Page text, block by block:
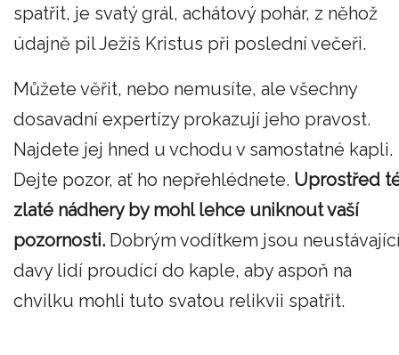
spatřit, je svatý grál, achátový pohár, z něhož
údajně pil Ježíš Kristus při poslední večeři.
Můžete věřit, nebo nemusíte, ale všechny
dosavadní expertízy prokazují jeho pravost.
Najdete jej hned u vchodu v samostatné kapli.
Dejte pozor, ať ho nepřehlédnete. Uprostřed
zlaté nádhery by mohl lehce uniknout vaší
pozornosti. Dobrým vodítkem jsou
davy lidí proudící do kaple, aby aspoň na
chvilku mohli tuto svatou relikvii spatřit.